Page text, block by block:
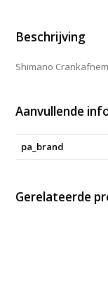
Beschrijving
Shimano
Aanvullende
pa_brand
Gerelateerde